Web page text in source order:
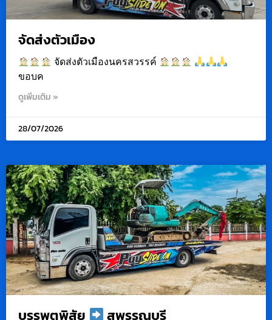
จัดส่งตัวเมือง
จัดส่งตัวเมืองนครสวรรค์
ขอบค
ดูเพิ่มเติม »
28/07/2026
บรรพตพิสัย สุพรรณบุรี